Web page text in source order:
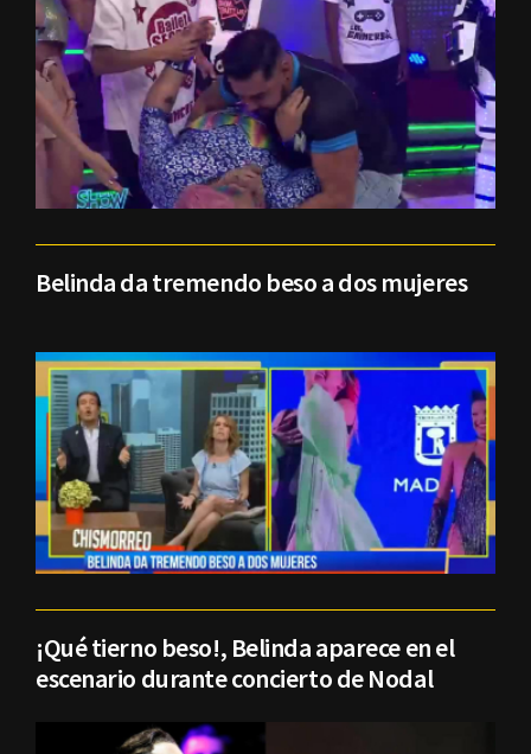
Belinda da tremendo beso a dos mujeres
¡Qué tierno beso!, Belinda aparece en el
escenario durante concierto de Nodal